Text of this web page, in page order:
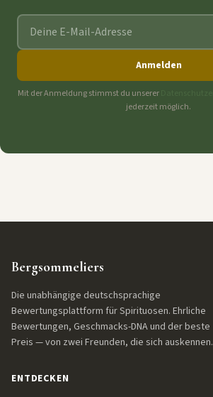
E-Mail-Adresse
Anmelden
Mit der Anmeldung stimmst du unserer
jederzeit möglich.
Bergsommeliers
Die unabhängige deutschsprachige
Bewertungsplattform für Spirituosen. Ehrliche
Bewertungen, Geschmacks-DNA und der beste
Preis — von zwei Freunden, die sich auskennen.
ENTDECKEN